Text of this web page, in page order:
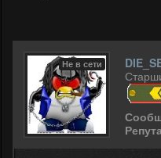
Не в сети